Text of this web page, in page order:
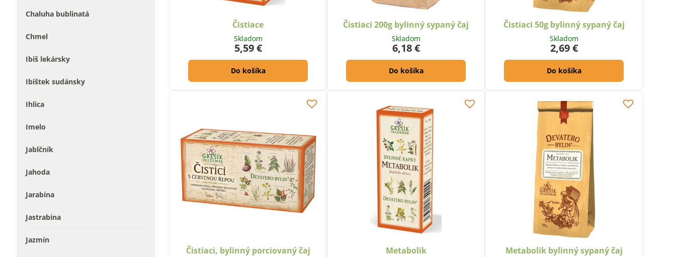
Čistiace
Skladom
5,59 €
Do košíka
Čistiaci 200g bylinný sypaný čaj
Skladom
6,18 €
Do košíka
Čistiaci 50g bylinný sypaný čaj
Skladom
2,69 €
Do košíka
Čistiaci, bylinný porciovaný čaj Metabolik Metabolik bylinný sypaný čaj
Chaluha bublinatá
Chmel
Ibiš lekársky
Ibištek sudánsky
Ihlica
Imelo
Jablčník
Jahoda
Jarabina
Jastrabina
Jazmín